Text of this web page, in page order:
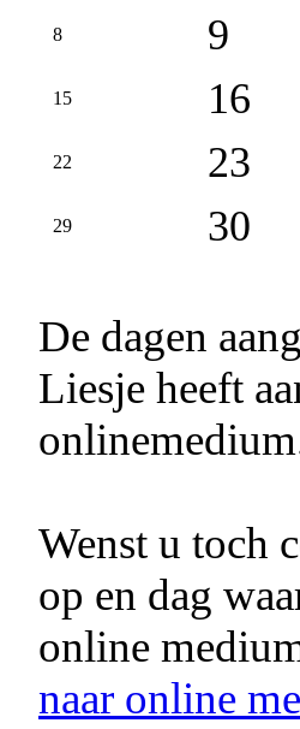
8 9
15 16
22 23
29 30
De dagen
Liesje heeft
Wenst u toch
op en dag
online
naar online